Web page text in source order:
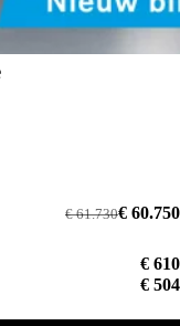
€ 60.750
€ 61.730
€ 610
€ 504